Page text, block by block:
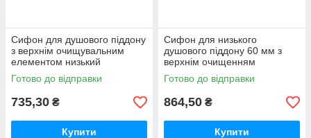
Сифони для душового піддону McAlpine
Сифон для душового піддону
з верхнім очищувальним
елементом низький
HC252570B McAlpine
Готово до відправки
735,30 ₴
Купити
Сифон для низького
душового піддону 60 мм з
верхнім очищенням
HC252588B McAlpine
Готово до відправки
864,50 ₴
Купити